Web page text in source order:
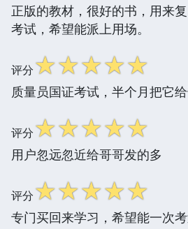
正版的教材，很好的书，用来
考试，希望能派上用场。
评分☆☆☆☆☆
质量员国证考试，半个月把它
评分☆☆☆☆☆
用户忽远忽近给哥哥发的多
评分☆☆☆☆☆
专门买回来学习，希望能一次考